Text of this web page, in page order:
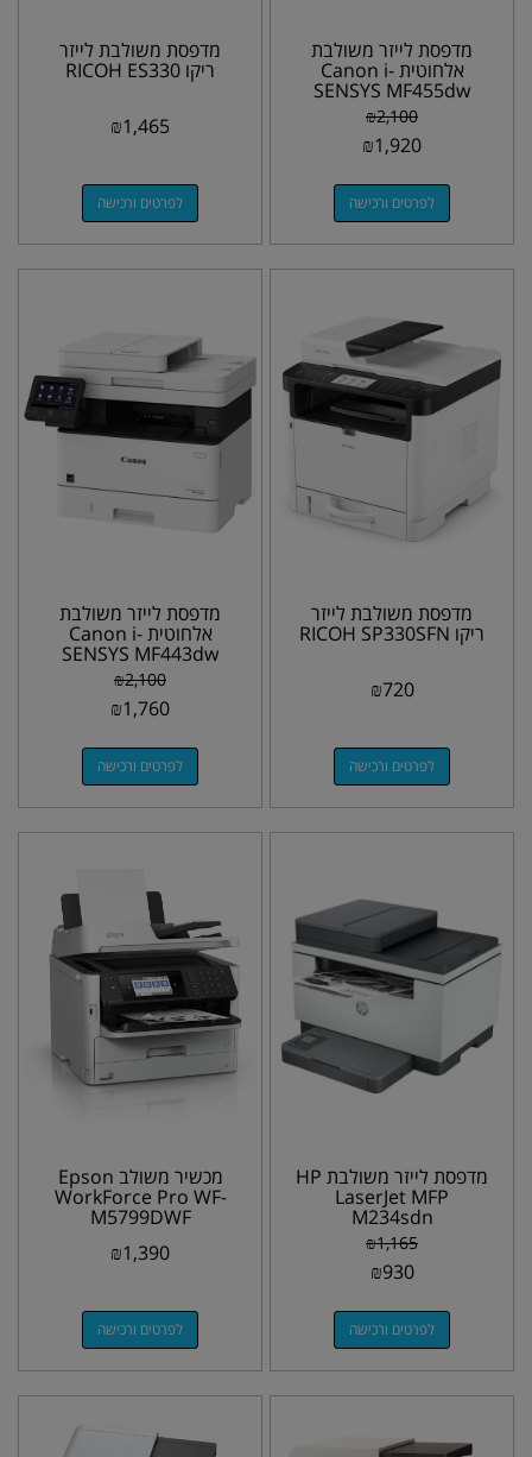
מדפסת לייזר משולבת
אלחוטית Canon i-
SENSYS MF455dw
₪2,100
₪1,920
לפרטים ורכישה
מדפסת משולבת לייזר
ריקו RICOH ES330
₪1,465
לפרטים ורכישה
מדפסת משולבת לייזר
ריקו RICOH SP330SFN
₪720
לפרטים ורכישה
מדפסת לייזר משולבת
אלחוטית Canon i-
SENSYS MF443dw
₪2,100
₪1,760
לפרטים ורכישה
מדפסת לייזר משולבת HP
LaserJet MFP
M234sdn
₪1,165
₪930
לפרטים ורכישה
מכשיר משולב Epson
WorkForce Pro WF-
M5799DWF
₪1,390
לפרטים ורכישה